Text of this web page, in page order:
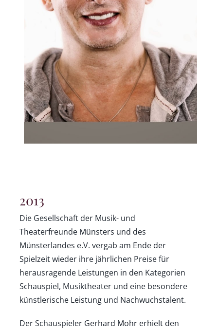
2013
Die Gesellschaft der Musik- und
Theaterfreunde Münsters und des
Münsterlandes e.V. vergab am Ende der
Spielzeit wieder ihre jährlichen Preise für
herausragende Leistungen in den Kategorien
Schauspiel, Musiktheater und eine besondere
künstlerische Leistung und Nachwuchstalent.
Der Schauspieler Gerhard Mohr erhielt den